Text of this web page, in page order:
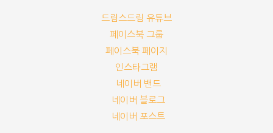
드림스드림 유튜브
페이스북 그룹
페이스북 페이지
인스타그램
네이버 밴드
네이버 블로그
네이버 포스트